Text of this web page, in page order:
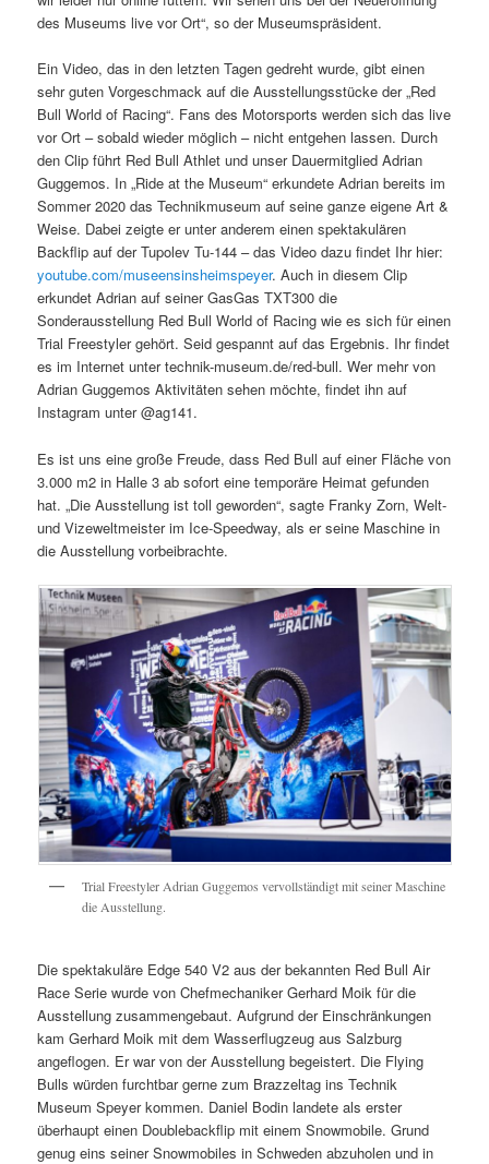
des Museums live vor Ort“, so der Museumspräsident.
Ein Video, das in den letzten Tagen gedreht wurde, gibt einen
sehr guten Vorgeschmack auf die Ausstellungsstücke der „Red
Bull World of Racing“. Fans des Motorsports werden sich das live
vor Ort – sobald wieder möglich – nicht entgehen lassen. Durch
den Clip führt Red Bull Athlet und unser Dauermitglied Adrian
Guggemos. In „Ride at the Museum“ erkundete Adrian bereits im
Sommer 2020 das Technikmuseum auf seine ganze eigene Art &
Weise. Dabei zeigte er unter anderem einen spektakulären
Backflip auf der Tupolev Tu-144 – das Video dazu findet Ihr hier:
youtube.com/museensinsheimspeyer. Auch in diesem Clip
erkundet Adrian auf seiner GasGas TXT300 die
Sonderausstellung Red Bull World of Racing wie es sich für einen
Trial Freestyler gehört. Seid gespannt auf das Ergebnis. Ihr findet
es im Internet unter technik-museum.de/red-bull. Wer mehr von
Adrian Guggemos Aktivitäten sehen möchte, findet ihn auf
Instagram unter @ag141.
Es ist uns eine große Freude, dass Red Bull auf einer Fläche von
3.000 m2 in Halle 3 ab sofort eine temporäre Heimat gefunden
hat. „Die Ausstellung ist toll geworden“, sagte Franky Zorn, Welt-
und Vizeweltmeister im Ice-Speedway, als er seine Maschine in
die Ausstellung vorbeibrachte.
Trial Freestyler Adrian Guggemos vervollständigt mit seiner Maschine
die Ausstellung.
Die spektakuläre Edge 540 V2 aus der bekannten Red Bull Air
Race Serie wurde von Chefmechaniker Gerhard Moik für die
Ausstellung zusammengebaut. Aufgrund der Einschränkungen
kam Gerhard Moik mit dem Wasserflugzeug aus Salzburg
angeflogen. Er war von der Ausstellung begeistert. Die Flying
Bulls würden furchtbar gerne zum Brazzeltag ins Technik
Museum Speyer kommen. Daniel Bodin landete als erster
überhaupt einen Doublebackflip mit einem Snowmobile. Grund
genug eins seiner Snowmobiles in Schweden abzuholen und in